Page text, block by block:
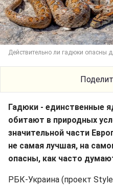
Действительно ли гадюки опасны
Гадюки - единственные
обитают в природных
значительной части
не самая лучшая, на
опасны, как часто
РБК-Украина (проект